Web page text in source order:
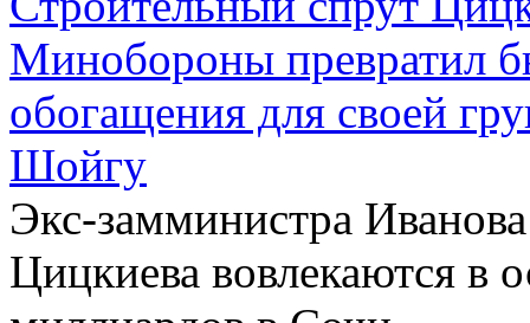
Минобороны превратил
обогащения для своей
Шойгу
Экс-замминистра
Цицкиева вовлекаются в